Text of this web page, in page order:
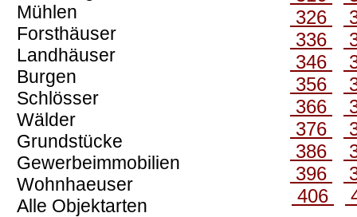
Mühlen
Forsthäuser
Landhäuser
Burgen
Schlösser
Wälder
Grundstücke
Gewerbeimmobilien
Wohnhaeuser
Alle Objektarten
326
336
346
356
366
376
386
396
406